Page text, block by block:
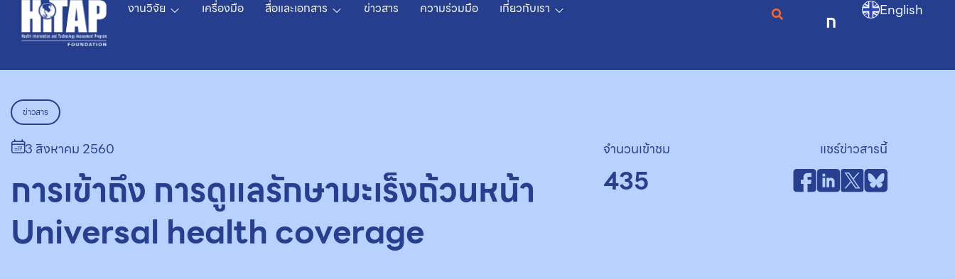
งานวิจัย เครื่องมือ สื่อและเอกสาร ข่าวสาร ความร่วมมือ เกี่ยวกับเรา
ก English
ข่าวสาร
3 สิงหาคม 2560
การเข้าถึง การดูแลรักษามะเร็งถ้วนหน้า
Universal health coverage
จำนวนเข้าชม
435
แชร์ข่าวสารนี้